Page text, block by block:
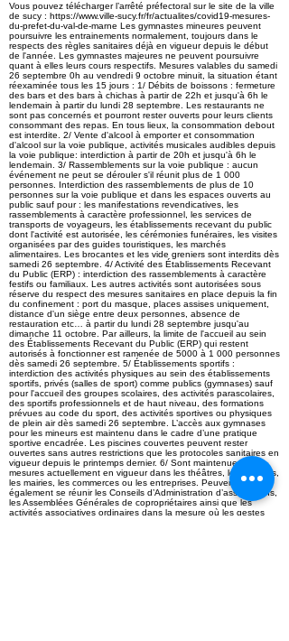
Vous pouvez télécharger l’arrêté préfectoral sur le site de la ville
de sucy : https://www.ville-sucy.fr/fr/actualites/covid19-mesures-
du-prefet-du-val-de-marne Les gymnastes mineures peuvent
poursuivre les entrainements normalement, toujours dans le
respects des règles sanitaires déjà en vigueur depuis le début
de l'année. Les gymnastes majeures ne peuvent poursuivre
quant à elles leurs cours respectifs. Mesures valables du samedi
26 septembre 0h au vendredi 9 octobre minuit, la situation étant
réexaminée tous les 15 jours : 1/ Débits de boissons : fermeture
des bars et des bars à chichas à partir de 22h et jusqu'à 6h le
lendemain à partir du lundi 28 septembre. Les restaurants ne
sont pas concernés et pourront rester ouverts pour leurs clients
consommant des repas. En tous lieux, la consommation debout
est interdite. 2/ Vente d'alcool à emporter et consommation
d'alcool sur la voie publique, activités musicales audibles depuis
la voie publique: interdiction à partir de 20h et jusqu'à 6h le
lendemain. 3/ Rassemblements sur la voie publique : aucun
événement ne peut se dérouler s'il réunit plus de 1 000
personnes. Interdiction des rassemblements de plus de 10
personnes sur la voie publique et dans les espaces ouverts au
public sauf pour : les manifestations revendicatives, les
rassemblements à caractère professionnel, les services de
transports de voyageurs, les établissements recevant du public
dont l'activité est autorisée, les cérémonies funéraires, les visites
organisées par des guides touristiques, les marchés
alimentaires. Les brocantes et les vide greniers sont interdits dès
samedi 26 septembre. 4/ Activité des Établissements Recevant
du Public (ERP) : interdiction des rassemblements à caractère
festifs ou familiaux. Les autres activités sont autorisées sous
réserve du respect des mesures sanitaires en place depuis la fin
du confinement : port du masque, places assises uniquement,
distance d'un siège entre deux personnes, absence de
restauration etc… à partir du lundi 28 septembre jusqu'au
dimanche 11 octobre. Par ailleurs, la limite de l'accueil au sein
des Établissements Recevant du Public (ERP) qui restent
autorisés à fonctionner est ramenée de 5000 à 1 000 personnes
dès samedi 26 septembre. 5/ Établissements sportifs :
interdiction des activités physiques au sein des établissements
sportifs, privés (salles de sport) comme publics (gymnases) sauf
pour l'accueil des groupes scolaires, des activités parascolaires,
des sportifs professionnels et de haut niveau, des formations
prévues au code du sport, des activités sportives ou physiques
de plein air dès samedi 26 septembre. L’accès aux gymnases
pour les mineurs est maintenu dans le cadre d’une pratique
sportive encadrée. Les piscines couvertes peuvent rester
ouvertes sans autres restrictions que les protocoles sanitaires en
vigueur depuis le printemps dernier. 6/ Sont maintenues : les
mesures actuellement en vigueur dans les théâtres, les cinémas,
les mairies, les commerces ou les entreprises. Peuvent
également se réunir les Conseils d’Administration d’associations,
les Assemblées Générales de copropriétaires ainsi que les
activités associatives ordinaires dans la mesure où les gestes